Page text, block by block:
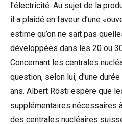
l'électricité. Au sujet de la
il a plaidé en faveur d’une
estime qu’on ne sait pas
développées dans les 20 ou
Concernant les centrales
question, selon lui, d'une
ans. Albert Rösti espère que
supplémentaires nécessaires
des centrales nucléaires